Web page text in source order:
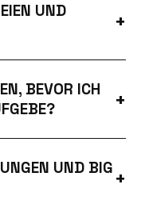
UND
BEVOR ICH
UND BIG